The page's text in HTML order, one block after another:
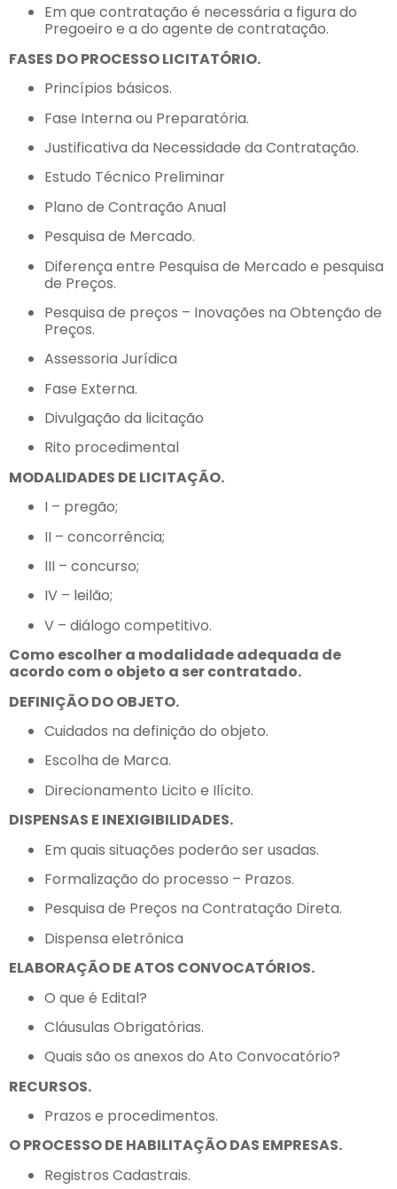
Em que contratação é necessária a figura do
Pregoeiro e a do agente de contratação.
FASES DO PROCESSO LICITATÓRIO.
Princípios básicos.
Fase Interna ou Preparatória.
Justificativa da Necessidade da Contratação.
Estudo Técnico Preliminar
Plano de Contração Anual
Pesquisa de Mercado.
Diferença entre Pesquisa de Mercado e pesquisa
de Preços.
Pesquisa de preços – Inovações na Obtenção de
Preços.
Assessoria Jurídica
Fase Externa.
Divulgação da licitação
Rito procedimental
MODALIDADES DE LICITAÇÃO.
I – pregão;
II – concorrência;
III – concurso;
IV – leilão;
V – diálogo competitivo.
Como escolher a modalidade adequada de
acordo com o objeto a ser contratado.
DEFINIÇÃO DO OBJETO.
Cuidados na definição do objeto.
Escolha de Marca.
Direcionamento Licito e Ilícito.
DISPENSAS E INEXIGIBILIDADES.
Em quais situações poderão ser usadas.
Formalização do processo – Prazos.
Pesquisa de Preços na Contratação Direta.
Dispensa eletrônica
ELABORAÇÃO DE ATOS CONVOCATÓRIOS.
O que é Edital?
Cláusulas Obrigatórias.
Quais são os anexos do Ato Convocatório?
RECURSOS.
Prazos e procedimentos.
O PROCESSO DE HABILITAÇÃO DAS EMPRESAS.
Registros Cadastrais.